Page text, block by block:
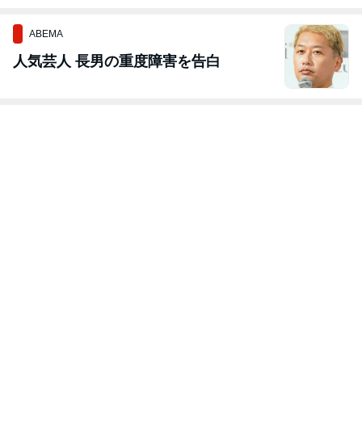
ABEMA
人気芸人 長男の重度障害を告白